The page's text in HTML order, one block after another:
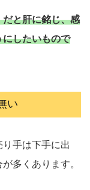
と肝に銘じ、感
にしたいもので
い
手は下手に出
多くあります。